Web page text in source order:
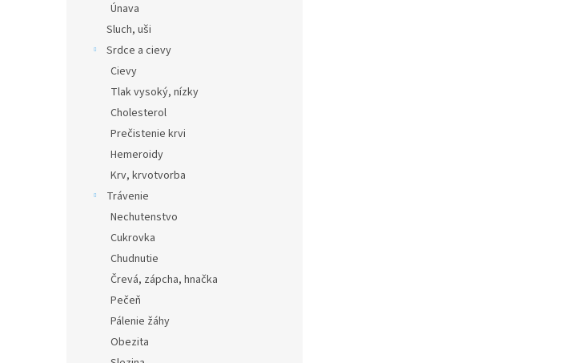
Únava
Sluch, uši
Srdce a cievy
Cievy
Tlak vysoký, nízky
Cholesterol
Prečistenie krvi
Hemeroidy
Krv, krvotvorba
Trávenie
Nechutenstvo
Cukrovka
Chudnutie
Črevá, zápcha, hnačka
Pečeň
Pálenie žáhy
Obezita